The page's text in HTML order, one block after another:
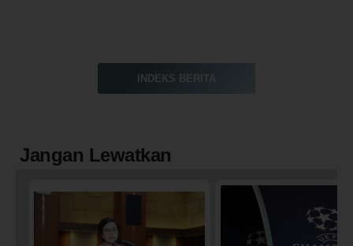
INDEKS BERITA
Jangan Lewatkan